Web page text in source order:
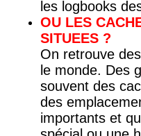
les logbooks
OU LES
SITUEES ?
On retrouve
le monde. Des
souvent des
des
importants et